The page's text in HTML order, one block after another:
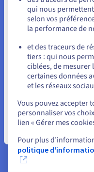
en fait l'ordinateur
modèles de
échelle de
Pour résoudre ses
SpeechBrain a
graphique Tensor
30 fois
langage et
résoudre des
paramètres. Ces
et la vitesse
les modèles
us.ovhcloud.com/
Rester sur le site
Sélectionner un
qui nous
selon vos
la performance de
et des traceurs de
tiers : qui nous
ciblées, de mesurer
certaines données
et les réseaux
Vous pouvez accepter
personnaliser vos
lien « Gérer mes
Pour plus
politique